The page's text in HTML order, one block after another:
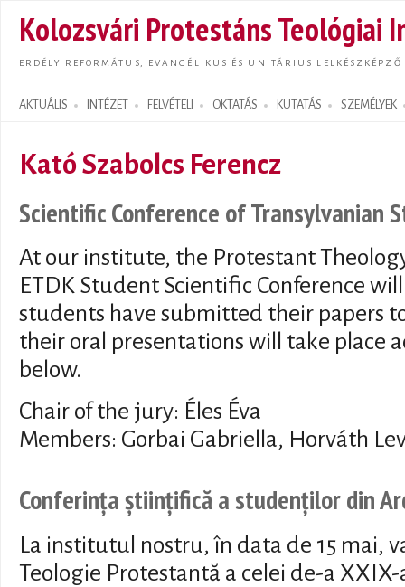
Kolozsvári Protestáns Teológiai
ERDÉLY REFORMÁTUS, EVANGÉLIKUS ÉS UNITÁRIUS LELKÉSZKÉPZŐ
AKTUÁLIS INTÉZET FELVÉTELI OKTATÁS KUTATÁS SZEMÉLYEK
Search form
Kató Szabolcs Ferencz
Scientific Conference of Transylvanian
At our institute, the Protestant
ETDK Student Scientific Conference
students have submitted their papers
their oral presentations will take place
below.
Chair of the jury: Éles Éva
Members: Gorbai Gabriella, Horváth
Conferința științifică a studenților din
La institutul nostru, în data de 15 mai,
Teologie Protestantă a celei de-a